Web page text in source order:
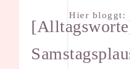
Hier bloggt: